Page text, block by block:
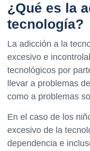
¿Qué es la
tecnología?
La adicción a la
excesivo e
tecnológicos por
llevar a problemas
como a problemas
En el caso de los
excesivo de la
dependencia e